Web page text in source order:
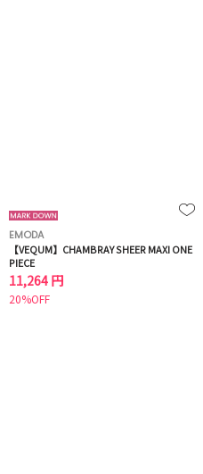
EMODA
【VEQUM】CHAMBRAY SHEER MAXI ONE
PIECE
11,264 円
20%OFF